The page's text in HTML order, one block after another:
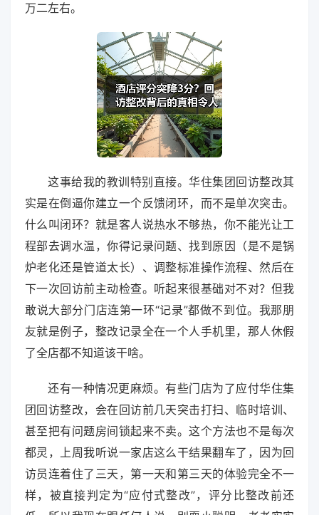
万二左右。
这事给我的教训特别直接。华住集团回访整改其
实是在倒逼你建立一个反馈闭环，而不是单次突击。
什么叫闭环？就是客人说热水不够热，你不能光让工
程部去调水温，你得记录问题、找到原因（是不是锅
炉老化还是管道太长）、调整标准操作流程、然后在
下一次回访前主动检查。听起来很基础对不对？但我
敢说大部分门店连第一环“记录”都做不到位。我那朋
友就是例子，整改记录全在一个人手机里，那人休假
了全店都不知道该干啥。
还有一种情况更麻烦。有些门店为了应付华住集
团回访整改，会在回访前几天突击打扫、临时培训、
甚至把有问题房间锁起来不卖。这个方法也不是每次
都灵，上周我听说一家店这么干结果翻车了，因为回
访员连着住了三天，第一天和第三天的体验完全不一
样，被直接判定为“应付式整改”，评分比整改前还